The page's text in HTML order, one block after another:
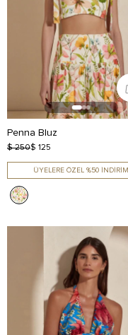
Penna Bluz
$ 250$ 125
ÜYELERE ÖZEL %50 İNDİRİM